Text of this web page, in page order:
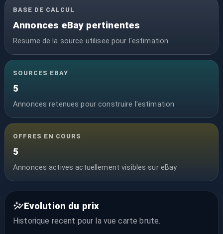
BASE DE CALCUL
Annonces eBay pertinentes
Resume de la source utilisee pour l'estimation
SOURCES EBAY
5
Annonces retenues pour construire l'estimation
OFFRES EN COURS
5
Annonces actives actuellement visibles sur eBay
Evolution du prix
Historique recent pour la vuecarte brute.